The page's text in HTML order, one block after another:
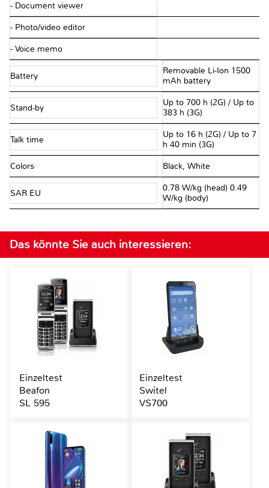
- Document viewer
- Photo/video editor
- Voice memo
Battery
Removable Li-Ion 1500
mAh battery
Stand-by
Up to 700 h (2G) / Up to
383 h (3G)
Talk time
Up to 16 h (2G) / Up to 7
h 40 min (3G)
Colors Black, White
SAR EU
0.78 W/kg (head) 0.49
W/kg (body)
Das könnte Sie auch interessieren:
Einzeltest
Beafon
SL 595
Einzeltest
Switel
VS700